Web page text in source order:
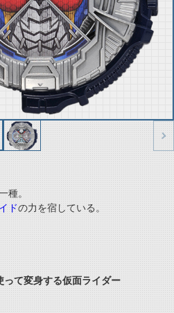
種。
ドの力を宿している。
って変身する仮面ライダー